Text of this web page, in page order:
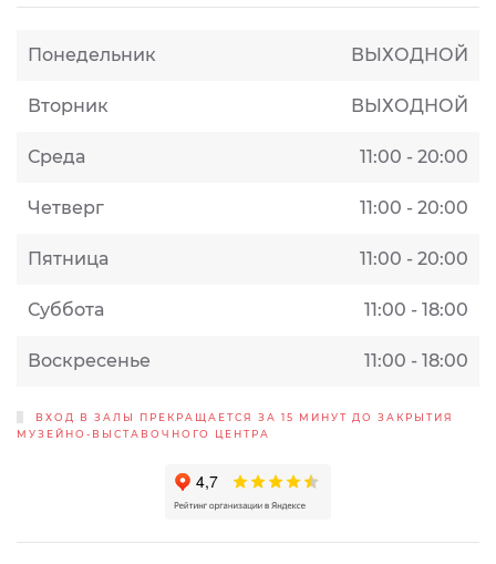
Понедельник ВЫХОДНОЙ
Вторник ВЫХОДНОЙ
Среда 11:00 - 20:00
Четверг 11:00 - 20:00
Пятница 11:00 - 20:00
Суббота 11:00 - 18:00
Воскресенье 11:00 - 18:00
ВХОД В ЗАЛЫ ПРЕКРАЩАЕТСЯ ЗА 15 МИНУТ ДО ЗАКРЫТИЯ
МУЗЕЙНО-ВЫСТАВОЧНОГО ЦЕНТРА